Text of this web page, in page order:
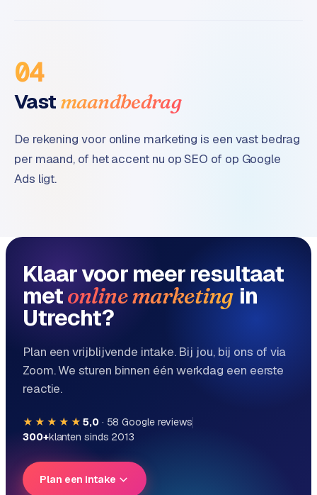
t
o
r
e
04
Vast maandbedrag
De rekening voor online marketing is een vast bedrag
per maand, of het accent nu op SEO of op Google
Ads ligt.
Klaar voor meer resultaat
metonline marketing in
Utrecht?
Plan een vrijblijvende intake. Bij jou, bij ons of via
Zoom. We sturen binnen één werkdag een eerste
reactie.
★★★★★ 5,0· 58 Google reviews
300+klanten sinds 2013
Plan een intake